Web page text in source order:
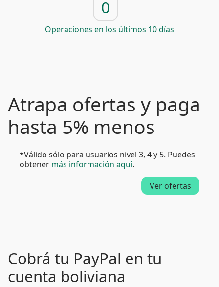
0
Operaciones en los últimos 10 días
Atrapa ofertas y paga
hasta 5% menos
*Válido sólo para usuarios nivel 3, 4 y 5. Puedes
obtener más información aquí.
Ver ofertas
Cobrá tu PayPal en tu
cuenta boliviana